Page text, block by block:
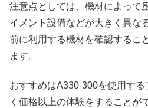
注意点としては、機材によって
イメント設備などが大きく異な
前に利用する機材を確認するこ
ます。
おすすめはA330-300を使用す
く価格以上の体験をすることが